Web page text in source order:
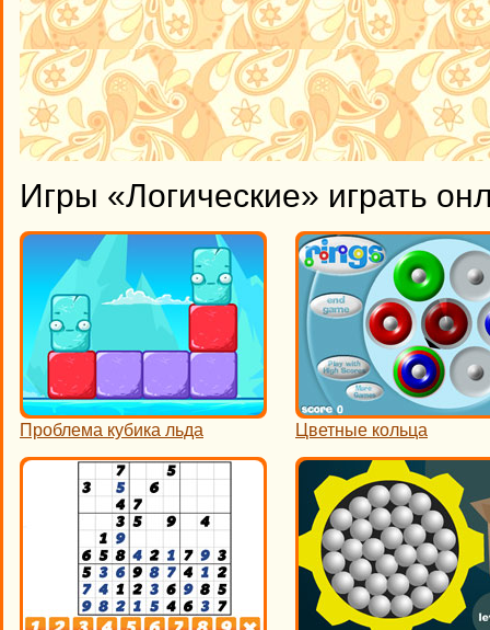
Игры «Логические» играть
Проблема кубика льда Цветные кольца